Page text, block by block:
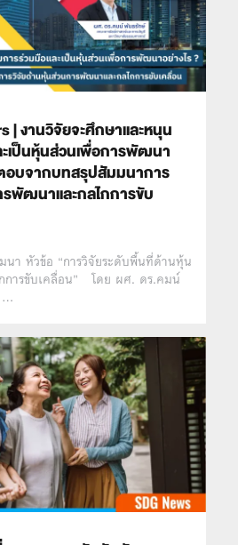
| งานวิจัยจะศึกษาและหนุน
เป็นหุ้นส่วนเพื่อการพัฒนา
อบจากบทสรุปสัมมนาการ
พัฒนาและกลไกการขับ
นา หัวข้อ “การวิจัยระดับพื้นที่ด้านหุ้น
การขับเคลื่อน” โดย ผศ. ดร.คมน์
…